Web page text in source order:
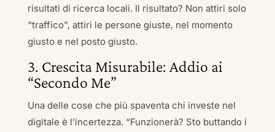
risultati di ricerca locali. Il risultato? Non attiri solo
“traffico”, attiri le persone giuste, nel momento
giusto e nel posto giusto.
3. Crescita Misurabile: Addio ai
“Secondo Me”
Una delle cose che più spaventa chi investe nel
digitale è l’incertezza. “Funzionerà? Sto buttando i